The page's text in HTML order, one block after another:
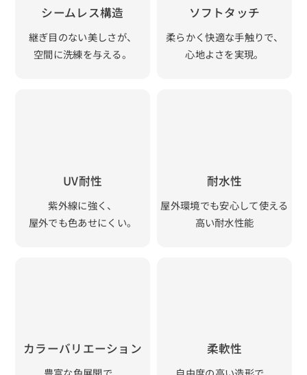
シームレス構造
継ぎ目のない美しさが、
空間に洗練を与える。
ソフトタッチ
柔らかく快適な手触りで、
心地よさを実現。
UV耐性
紫外線に強く、
屋外でも色あせにくい。
耐水性
屋外環境でも安心して使える
高い耐水性能
カラーバリエーション 柔軟性